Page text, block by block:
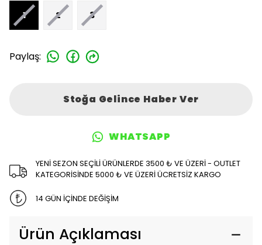
1 2 3
Paylaş:
Stoğa Gelince Haber Ver
WHATSAPP
YENİ SEZON SEÇİLİ ÜRÜNLERDE 3500 ₺ VE ÜZERİ - OUTLET
KATEGORİSİNDE 5000 ₺ VE ÜZERİ ÜCRETSİZ KARGO
14 GÜN İÇİNDE DEĞİŞİM
Ürün Açıklaması